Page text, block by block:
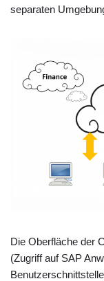
separaten
Die Oberfläche der
(Zugriff auf SAP